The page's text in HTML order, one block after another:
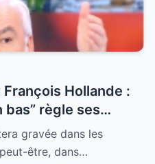
Hollande :
bas” règle ses
d’une élite faillie
gravée dans les
être, dans…